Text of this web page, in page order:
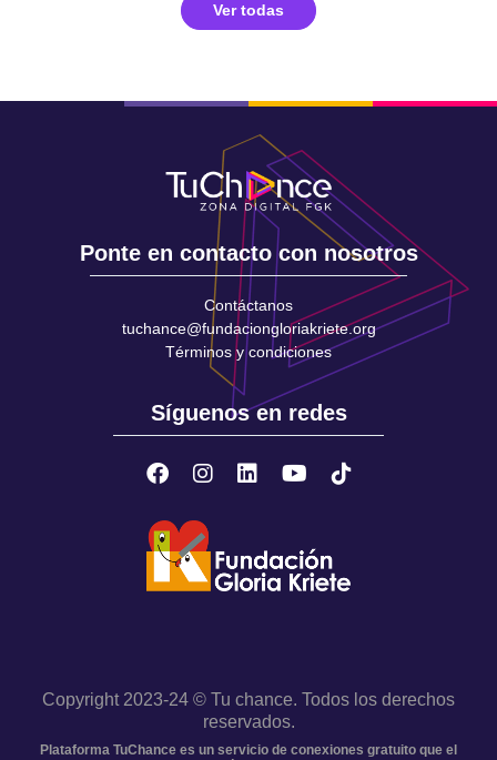
Ver todas
Ponte en contacto con nosotros
Contáctanos
tuchance@fundaciongloriakriete.org
Términos y condiciones
Síguenos en redes
Copyright 2023-24 © Tu chance. Todos los derechos
reservados.
Plataforma TuChance es un servicio de conexiones gratuito que el